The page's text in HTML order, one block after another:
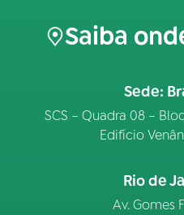
Saiba
Sede:
SCS – Quadra 08 –
Edifício
Rio de
Av. Gomes